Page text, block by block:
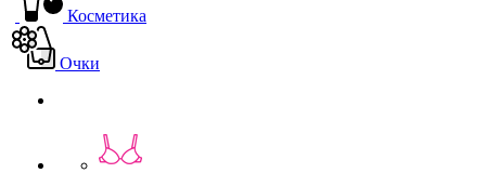
Косметика
Очки